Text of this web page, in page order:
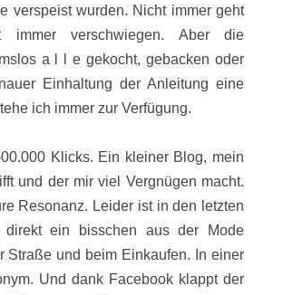
verspeist wurden. Nicht immer geht
verschwiegen. Aber die
a l l e gekocht, gebacken oder
Einhaltung der Anleitung eine
ich immer zur Verfügung.
00.000 Klicks. Ein kleiner Blog, mein
und der mir viel Vergnügen macht.
Resonanz. Leider ist in den letzten
ein bisschen aus der Mode
Straße und beim Einkaufen. In einer
Und dank Facebook klappt der